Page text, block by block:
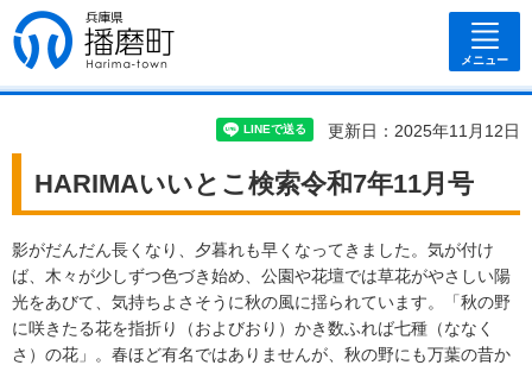
兵庫県 播磨
町
メニュー
更新日：2025年11月12日
HARIMAいいとこ検索令和7年11月号
影がだんだん長くなり、夕暮れも早くなってきました。気が付け
ば、木々が少しずつ色づき始め、公園や花壇では草花がやさしい陽
光をあびて、気持ちよさそうに秋の風に揺られています。「秋の野
に咲きたる花を指折り（およびおり）かき数ふれば七種（ななく
さ）の花」。春ほど有名ではありませんが、秋の野にも万葉の昔か